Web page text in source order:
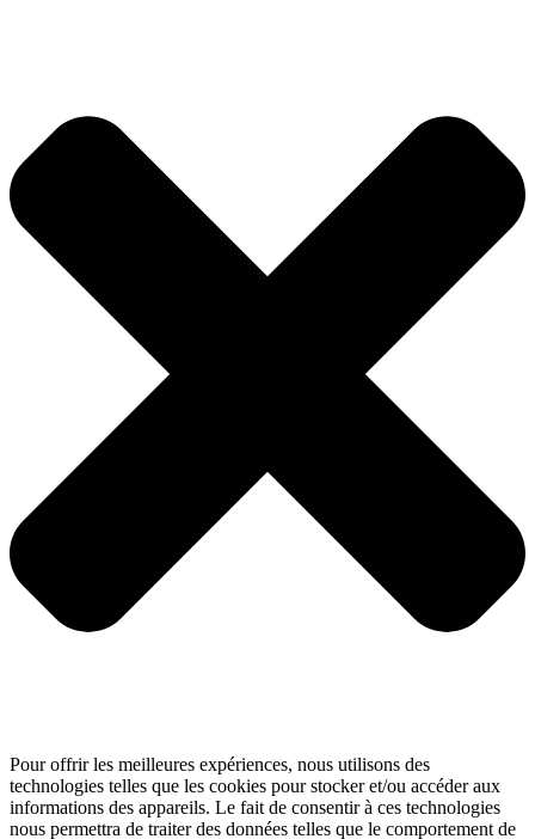
Pour offrir les meilleures expériences, nous utilisons des
technologies telles que les cookies pour stocker et/ou accéder aux
informations des appareils. Le fait de consentir à ces technologies
nous permettra de traiter des données telles que le comportement de